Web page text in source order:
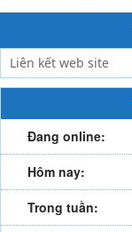
Đang online:
Hôm nay:
Trong tuần: